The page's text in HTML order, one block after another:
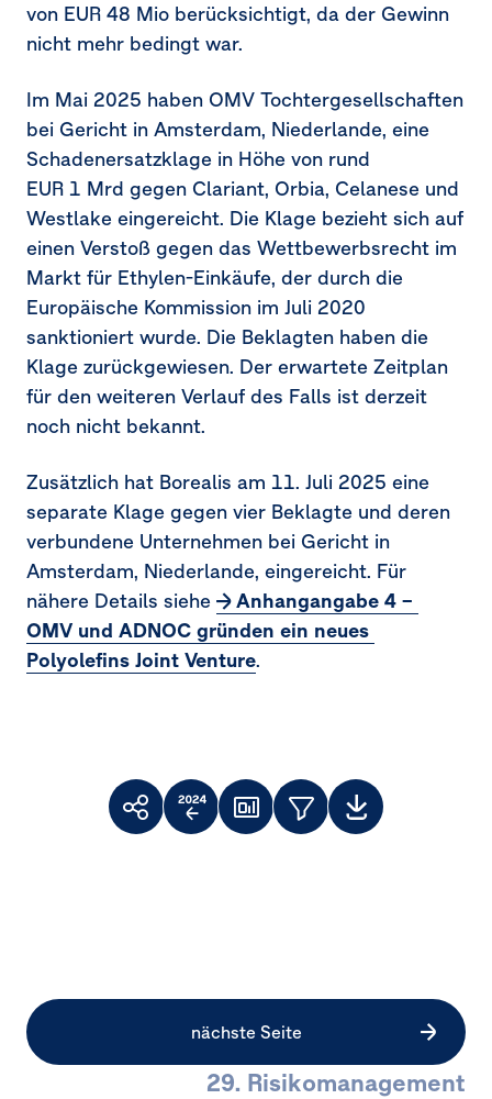
von EUR 48 Mio berücksichtigt, da der Gewinn
nicht mehr bedingt war.
Im Mai 2025 haben OMV Tochtergesellschaften
bei Gericht in Amsterdam, Niederlande, eine
Schadenersatzklage in Höhe von rund
EUR 1 Mrd gegen Clariant, Orbia, Celanese und
Westlake eingereicht. Die Klage bezieht sich auf
einen Verstoß gegen das Wettbewerbsrecht im
Markt für Ethylen-Einkäufe, der durch die
Europäische Kommission im Juli 2020
sanktioniert wurde. Die Beklagten haben die
Klage zurückgewiesen. Der erwartete Zeitplan
für den weiteren Verlauf des Falls ist derzeit
noch nicht bekannt.
Zusätzlich hat Borealis am 11. Juli 2025 eine
separate Klage gegen vier Beklagte und deren
verbundene Unternehmen bei Gericht in
Amsterdam, Niederlande, eingereicht. Für
nähere Details siehe
Anhangangabe 4 –
OMV und ADNOC gründen ein neues
Polyolefins Joint Venture.
Weiterempfehlen
VergleichDashboardThemenfilter
Downloads
nächste Seite
29. Risikomanagement